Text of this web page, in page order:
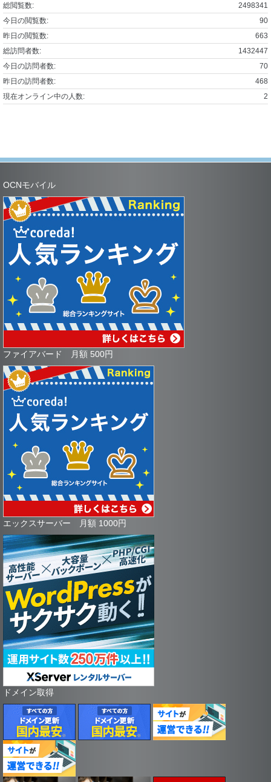
2498341
総閲覧数:
90
今日の閲覧数:
663
昨日の閲覧数:
1432447
総訪問者数:
70
今日の訪問者数:
468
昨日の訪問者数:
2
現在オンライン中の人数:
OCNモバイル
ファイアバード 月額 500円
エックスサーバー 月額 1000円
ドメイン取得